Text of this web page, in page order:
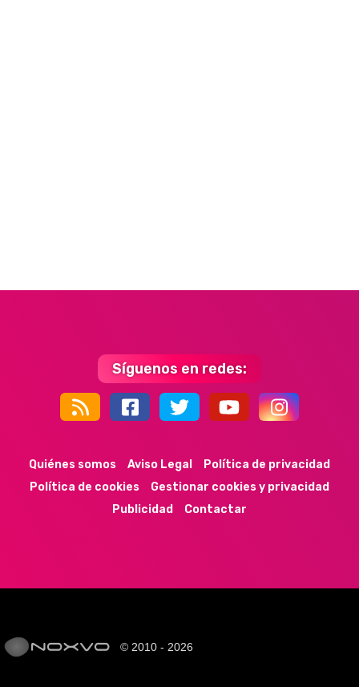
Síguenos en redes:
Quiénes somos Aviso Legal
Política de privacidad
Política de cookies
Gestionar cookies y privacidad
Publicidad
Contactar
© 2010 - 2026